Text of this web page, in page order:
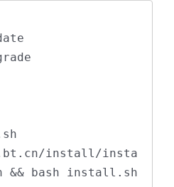
install/insta
&& bash install.sh